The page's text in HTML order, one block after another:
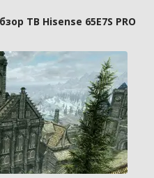
ТВ Hisense 65E7S PRO